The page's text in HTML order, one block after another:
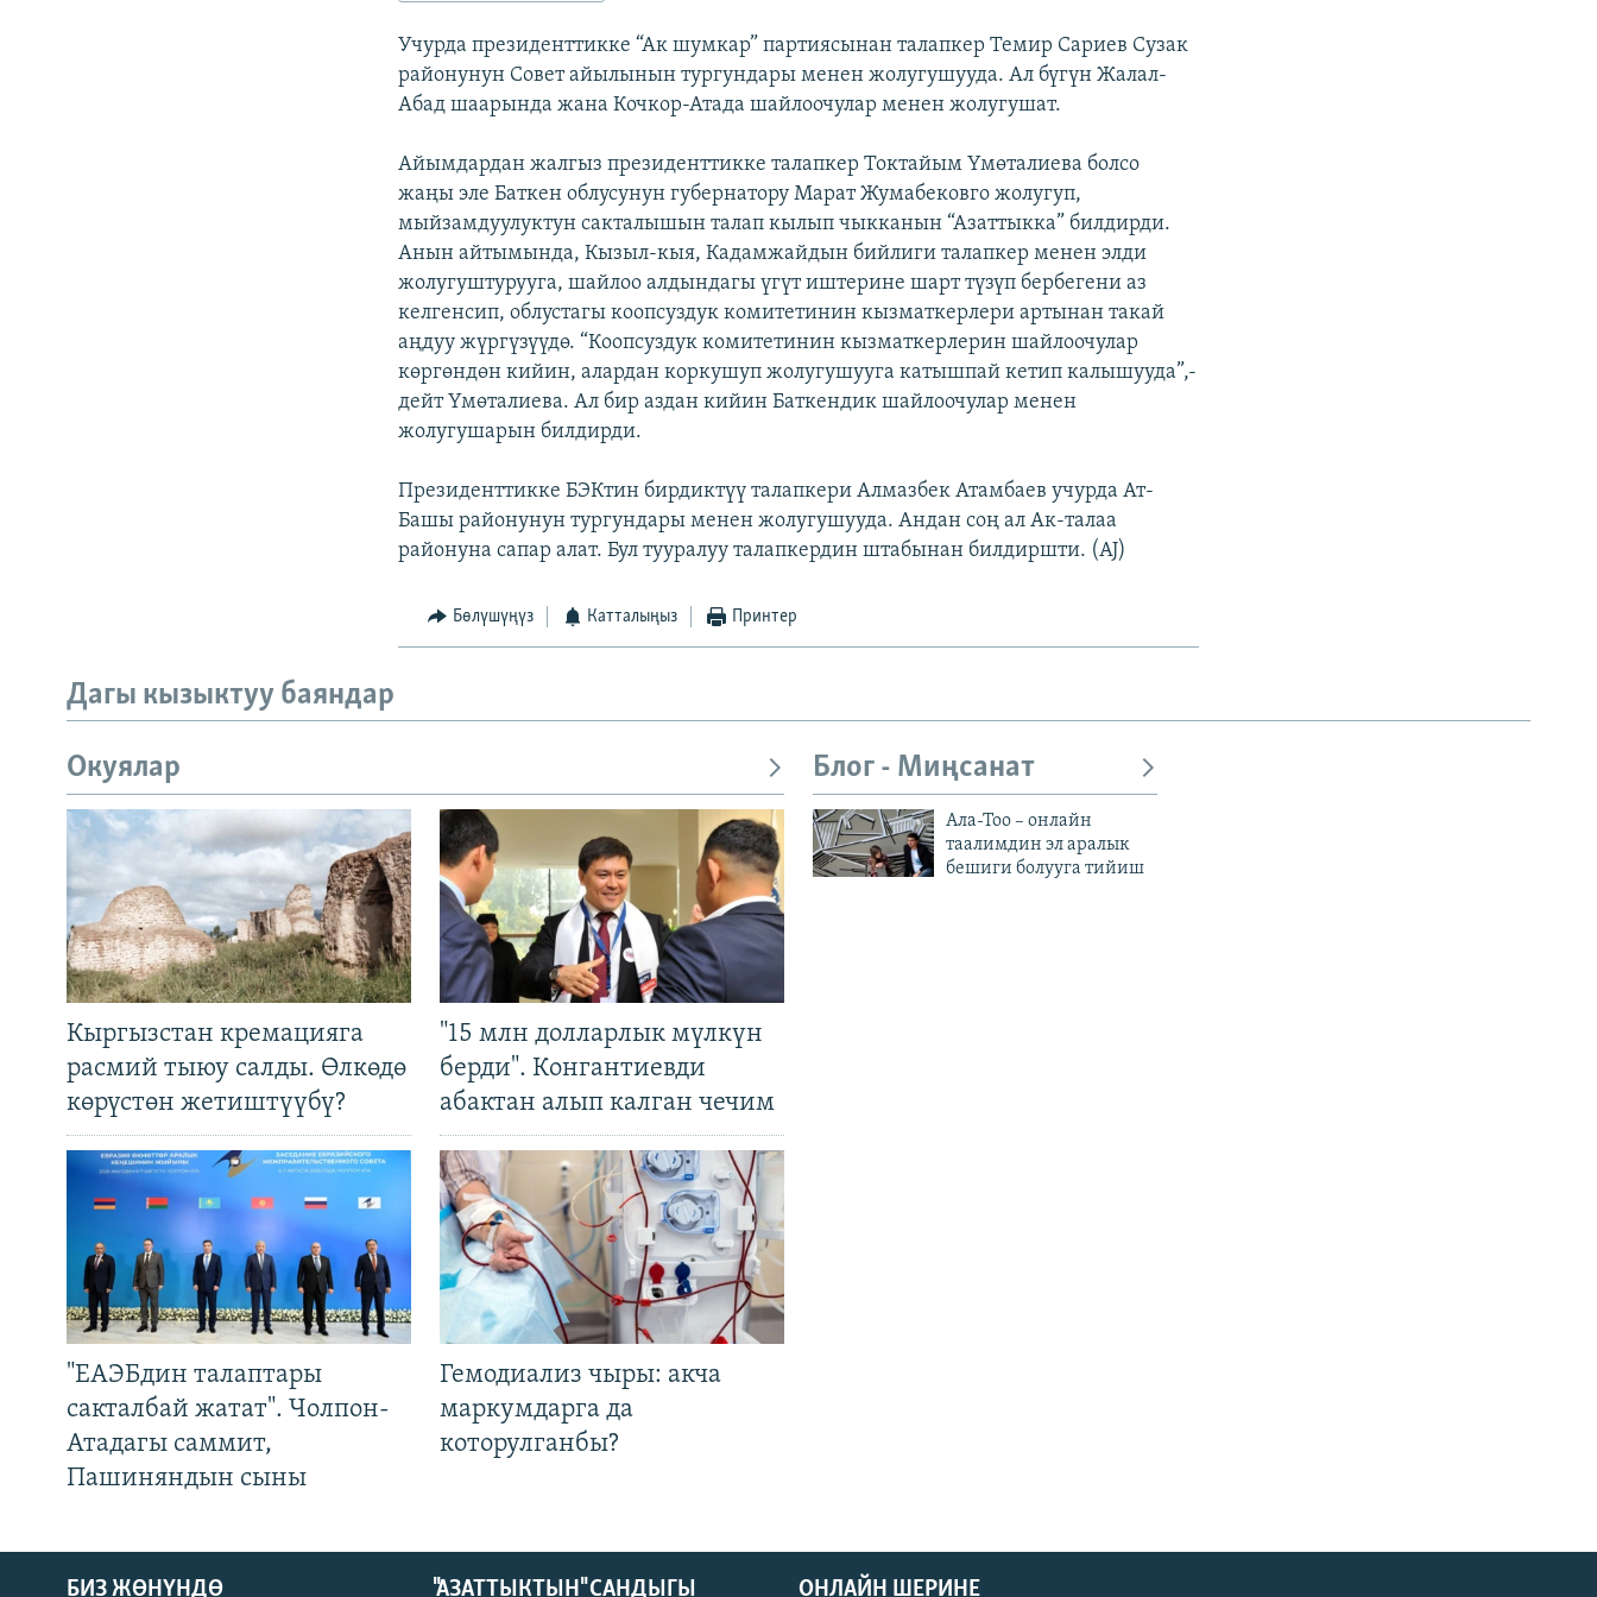
Учурда президенттикке “Ак шумкар” партиясынан талапкер Темир Сариев Сузак
районунун Cовет айылынын тургундары менен жолугушууда. Ал бүгүн Жалал-
Абад шаарында жана Кочкор-Атада шайлоочулар менен жолугушат.
Айымдардан жалгыз президенттикке талапкер Токтайым Үмөталиева болсо
жаңы эле Баткен облусунун губернатору Марат Жумабековго жолугуп,
мыйзамдуулуктун сакталышын талап кылып чыкканын “Азаттыкка” билдирди.
Анын айтымында, Кызыл-кыя, Кадамжайдын бийлиги талапкер менен элди
жолугуштурууга, шайлоо алдындагы үгүт иштерине шарт түзүп бербегени аз
келгенсип, облустагы коопсуздук комитетинин кызматкерлери артынан такай
аңдуу жүргүзүүдө. “Коопсуздук комитетинин кызматкерлерин шайлоочулар
көргөндөн кийин, алардан коркушуп жолугушууга катышпай кетип калышууда”,-
дейт Үмөталиева. Ал бир аздан кийин Баткендик шайлоочулар менен
жолугушарын билдирди.
Президенттикке БЭКтин бирдиктүү талапкери Алмазбек Атамбаев учурда Ат-
Башы районунун тургундары менен жолугушууда. Андан соң ал Ак-талаа
районуна сапар алат. Бул тууралуу талапкердин штабынан билдиршти. (AJ)
Бөлүшүңүз Катталыңыз Принтер
Дагы кызыктуу баяндар
Окуялар
Кыргызстан кремацияга
расмий тыюу салды. Өлкөдө
көрүстөн жетиштүүбү?
"15 млн долларлык мүлкүн
берди". Конгантиевди
абактан алып калган чечим
"ЕАЭБдин талаптары
сакталбай жатат". Чолпон-
Атадагы саммит,
Пашиняндын сыны
Гемодиализ чыры: акча
маркумдарга да
которулганбы?
Блог - Миңсанат
Ала-Тоо – онлайн
таалимдин эл аралык
бешиги болууга тийиш
ОНЛАЙН ШЕРИНЕ
БИЗ ЖӨНҮНДӨ "АЗАТТЫКТЫН" САНДЫГЫ